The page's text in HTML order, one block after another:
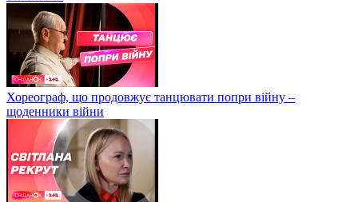
Хореограф, що продовжує танцювати попри війну –
щоденники війни